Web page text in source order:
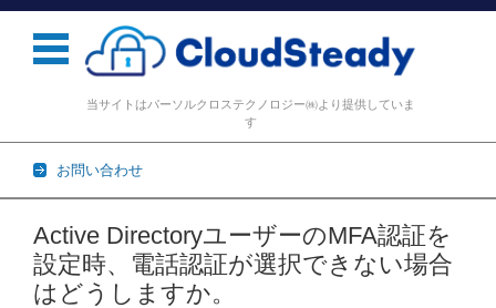
当サイトはパーソルクロステクノロジー㈱より提供していま
す
お問い合わせ
コンテンツに移動
Active DirectoryユーザーのMFA認証を
設定時、電話認証が選択できない場合
はどうしますか。